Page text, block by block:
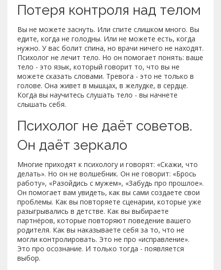
Потеря контроля над телом
Вы не можете заснуть. Или спите слишком много. Вы
едите, когда не голодны. Или не можете есть, когда
нужно. У вас болит спина, но врачи ничего не находят.
Психолог не лечит тело. Но он помогает понять: ваше
тело - это язык, который говорит то, что вы не
можете сказать словами. Тревога - это не только в
голове. Она живет в мышцах, в желудке, в сердце.
Когда вы научитесь слушать тело - вы начнете
слышать себя.
Психолог не даёт советов.
Он даёт зеркало
Многие приходят к психологу и говорят: «Скажи, что
делать». Но он не волшебник. Он не говорит: «Брось
работу», «Разойдись с мужем», «Забудь про прошлое».
Он помогает вам увидеть, как вы сами создаете свои
проблемы. Как вы повторяете сценарии, которые уже
разыгрывались в детстве. Как вы выбираете
партнёров, которые повторяют поведение вашего
родителя. Как вы наказываете себя за то, что не
могли контролировать. Это не про «исправление».
Это про осознание. И только тогда - появляется
выбор.